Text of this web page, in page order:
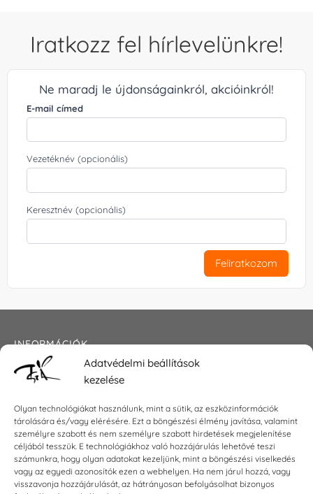
Adatvédelmi beállítások
kezelése
Olyan technológiákat használunk, mint a sütik, az eszközinformációk
tárolására és/vagy elérésére. Ezt a böngészési élmény javítása, valamint
személyre szabott és nem személyre szabott hirdetések megjelenítése
céljából tesszük. E technológiákhoz való hozzájárulás lehetővé teszi
számunkra, hogy olyan adatokat kezeljünk, mint a böngészési viselkedés
vagy az egyedi azonosítók ezen a webhelyen. Ha nem járul hozzá, vagy
visszavonja hozzájárulását, az hátrányosan befolyásolhat bizonyos
Iratkozz fel hírlevelünkre!
Ne maradj le újdonságainkról, akcióinkról!
E-mail címed
Vezetéknév (opcionális)
Keresztnév (opcionális)
Feliratkozom
INFORMÁCIÓK
Általános szerződési feltételek
Impresszum
KAPCSOLAT
E-mail:shop@torokszilvi.com